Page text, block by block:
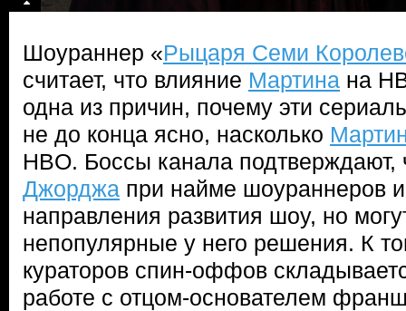
Шоураннер «Рыцаря Семи
считает, что влияние Мартина на
одна из причин, почему эти
не до конца ясно, насколько
HBO. Боссы канала подтверждают,
Джорджа при найме шоураннеров
направления развития шоу, но
непопулярные у него решения. К
кураторов спин-оффов
работе с отцом-основателем